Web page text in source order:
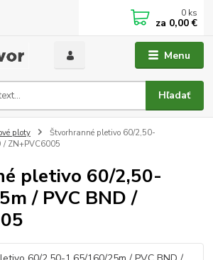
Menu
Hľadať
0 ks
za 0,00 €
ploty
Štvorhranné pletivo 60/2,50-
/ ZN+PVC6005
pletivo 60/2,50-
/ PVC BND /